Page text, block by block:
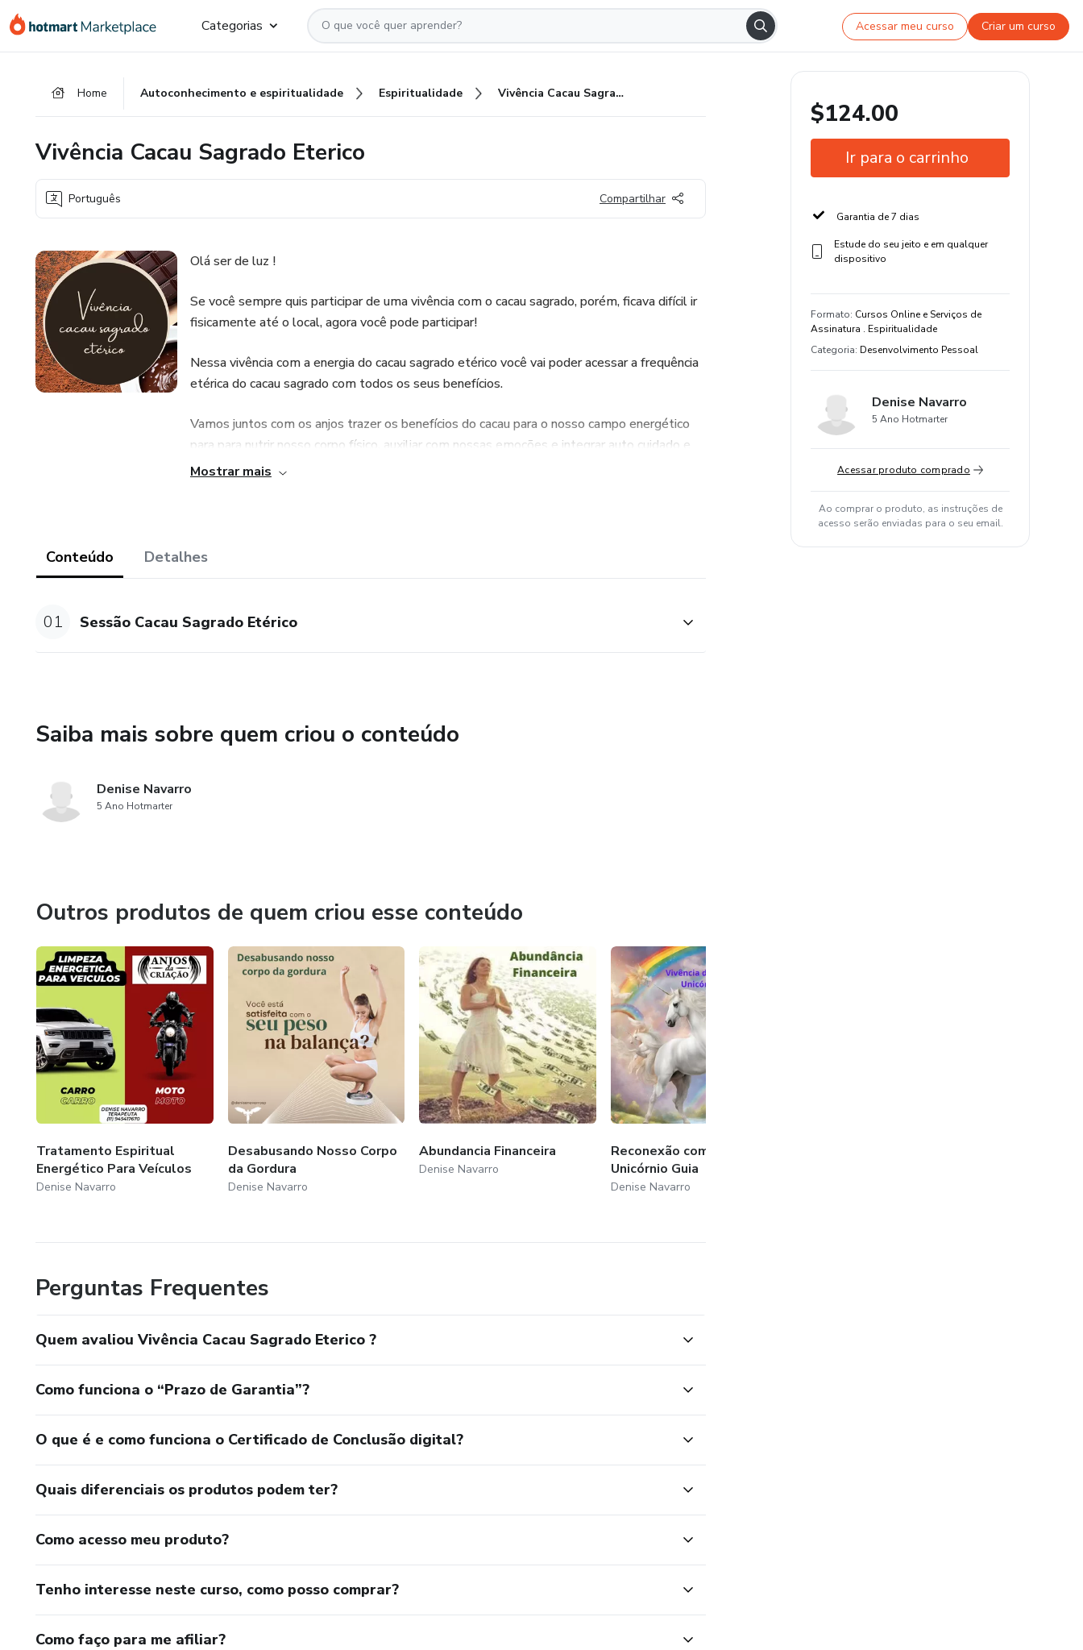
para
para
para
Categorias Acessar meu curso Criar um curso
Home Autoconhecimento e espiritualidade Espiritualidade Vivência Cacau Sagrado Eterico
Vivência Cacau Sagrado Eterico
Português Compartilhar
Olá ser de luz !
Se você sempre quis participar de uma vivência com o cacau sagrado, porém, ficava difícil ir
fisicamente até o local, agora você pode participar!
Nessa vivência com a energia do cacau sagrado etérico você vai poder acessar a frequência
etérica do cacau sagrado com todos os seus benefícios.
Vamos juntos com os anjos trazer os benefícios do cacau para o nosso campo energético
para para nutrir nosso corpo físico, auxiliar com nossas emoções e integrar auto cuidado e
equilíbrio das polaridades.
- Acesso a frequência da Prosperidade
Sentiu o chamado ?
Você receberá a gravação para asssitir no momento que for melhor.
Mostrar mais
Conteúdo Detalhes
01 Sessão Cacau Sagrado Etérico
Saiba mais sobre quem criou o conteúdo
Denise Navarro
5 Ano Hotmarter
Outros produtos de quem criou esse conteúdo
Tratamento Espiritual
Energético Para Veículos
Denise Navarro
Desabusando Nosso Corpo
da Gordura
Denise Navarro
Abundancia Financeira
Denise Navarro
Reconexão com seu
Unicórnio Guia
Denise Navarro
Perguntas Frequentes
Quem avaliou Vivência Cacau Sagrado Eterico ?
Como funciona o “Prazo de Garantia”?
O que é e como funciona o Certificado de Conclusão digital?
Quais diferenciais os produtos podem ter?
Como acesso meu produto?
Tenho interesse neste curso, como posso comprar?
Como faço para me afiliar?
$124.00
Ir para o carrinho
Garantia de 7 dias
Estude do seu jeito e em qualquer
dispositivo
Formato: Cursos Online e Serviços de
Assinatura . Espiritualidade
Categoria: Desenvolvimento Pessoal
Denise Navarro
5 Ano Hotmarter
Acessar produto comprado
Ao comprar o produto, as instruções de
acesso serão enviadas para o seu email.